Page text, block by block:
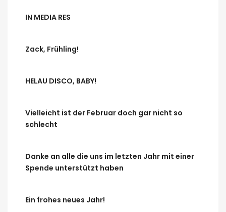
IN MEDIA RES
Zack, Frühling!
HELAU DISCO, BABY!
Vielleicht ist der Februar doch gar nicht so
schlecht
Danke an alle die uns im letzten Jahr mit einer
Spende unterstützt haben
Ein frohes neues Jahr!